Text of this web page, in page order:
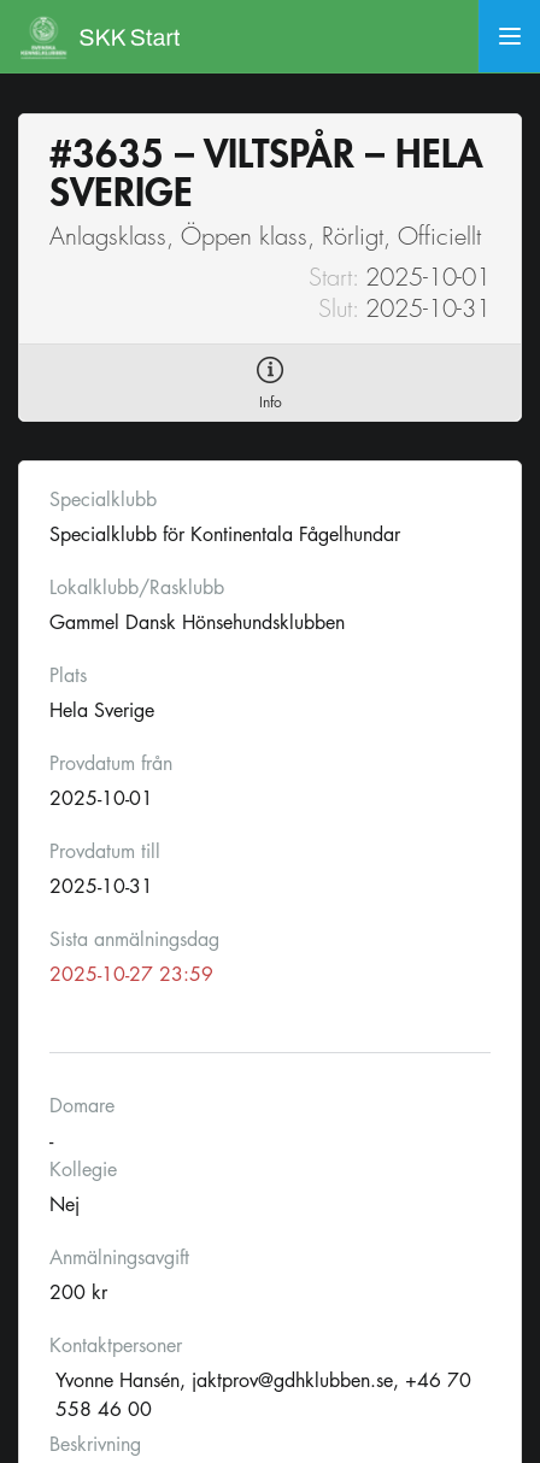
#3635 – VILTSPÅR – HELA
SVERIGE
Anlagsklass, Öppen klass, Rörligt, Officiellt
Start: 2025-10-01
Slut: 2025-10-31
Info
Specialklubb
Specialklubb för Kontinentala Fågelhundar
Lokalklubb/Rasklubb
Gammel Dansk Hönsehundsklubben
Plats
Hela Sverige
Provdatum från
2025-10-01
Provdatum till
2025-10-31
Sista anmälningsdag
2025-10-27 23:59
Domare
-
Kollegie
Nej
Anmälningsavgift
200 kr
Kontaktpersoner
Yvonne Hansén, jaktprov@gdhklubben.se, +46 70
558 46 00
Beskrivning